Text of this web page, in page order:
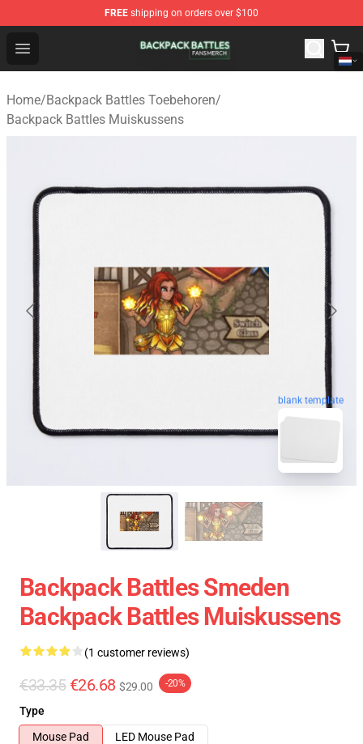
FREE shipping on orders over $100
Open menu
Backpack Battles Shop - Official Backpack Battles
Home/Backpack Battles Toebehoren/
Backpack Battles Muiskussens
blank template
Backpack Battles Smeden
Backpack Battles Muiskussens
(1 customer reviews)
€33.35 €26.68 $29.00 -20%
Type
Mouse Pad
LED Mouse Pad